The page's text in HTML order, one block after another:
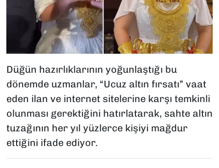
Düğün hazırlıklarının yoğunlaştığı bu
dönemde uzmanlar, “Ucuz altın fırsatı” vaat
eden ilan ve internet sitelerine karşı temkinli
olunması gerektiğini hatırlatarak, sahte altın
tuzağının her yıl yüzlerce kişiyi mağdur
ettiğini ifade ediyor.